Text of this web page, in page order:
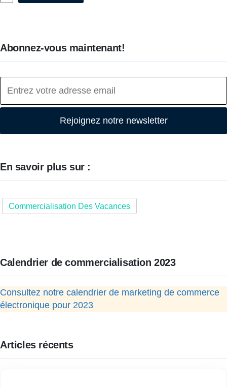
Abonnez-vous maintenant!
Rejoignez notre newsletter
En savoir plus sur :
Commercialisation Des Vacances
Calendrier de commercialisation 2023
Consultez notre calendrier de marketing de commerce
électronique pour 2023
Articles récents